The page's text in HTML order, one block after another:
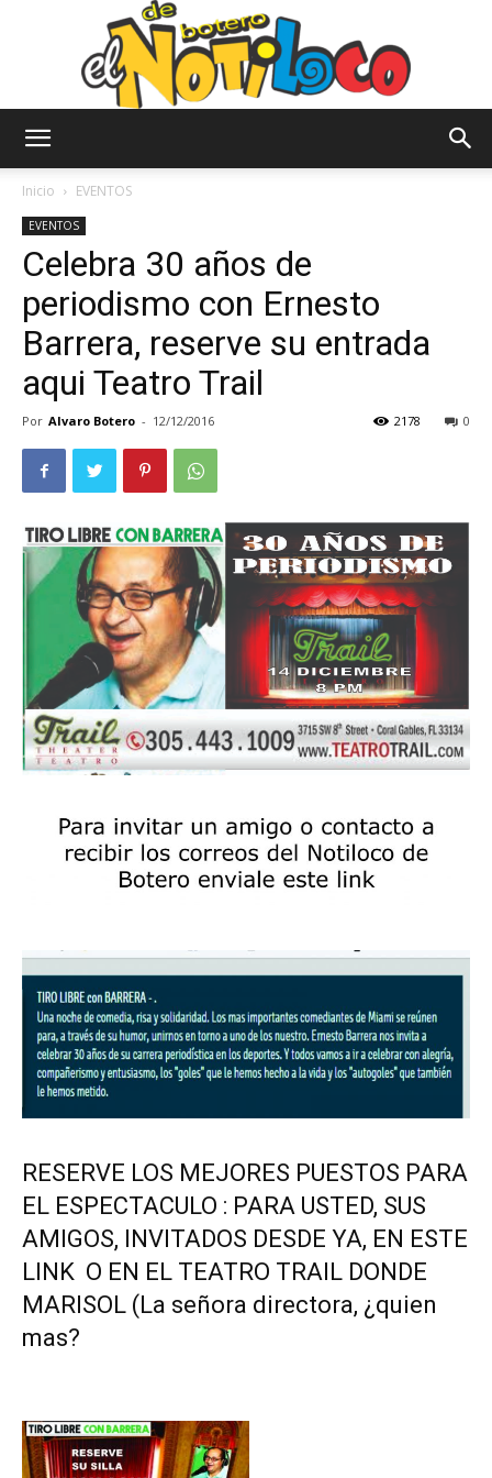
Notiloco
de
Inicio EVENTOS
EVENTOS
Celebra 30 años de
periodismo con Ernesto
Barrera, reserve su entrada
aqui Teatro Trail
Por Alvaro Botero - 12/12/2016 0
2178
RESERVE LOS MEJORES PUESTOS PARA
EL ESPECTACULO : PARA USTED, SUS
AMIGOS, INVITADOS DESDE YA, EN ESTE
LINK O EN EL TEATRO TRAIL DONDE
MARISOL (La señora directora, ¿quien
mas?